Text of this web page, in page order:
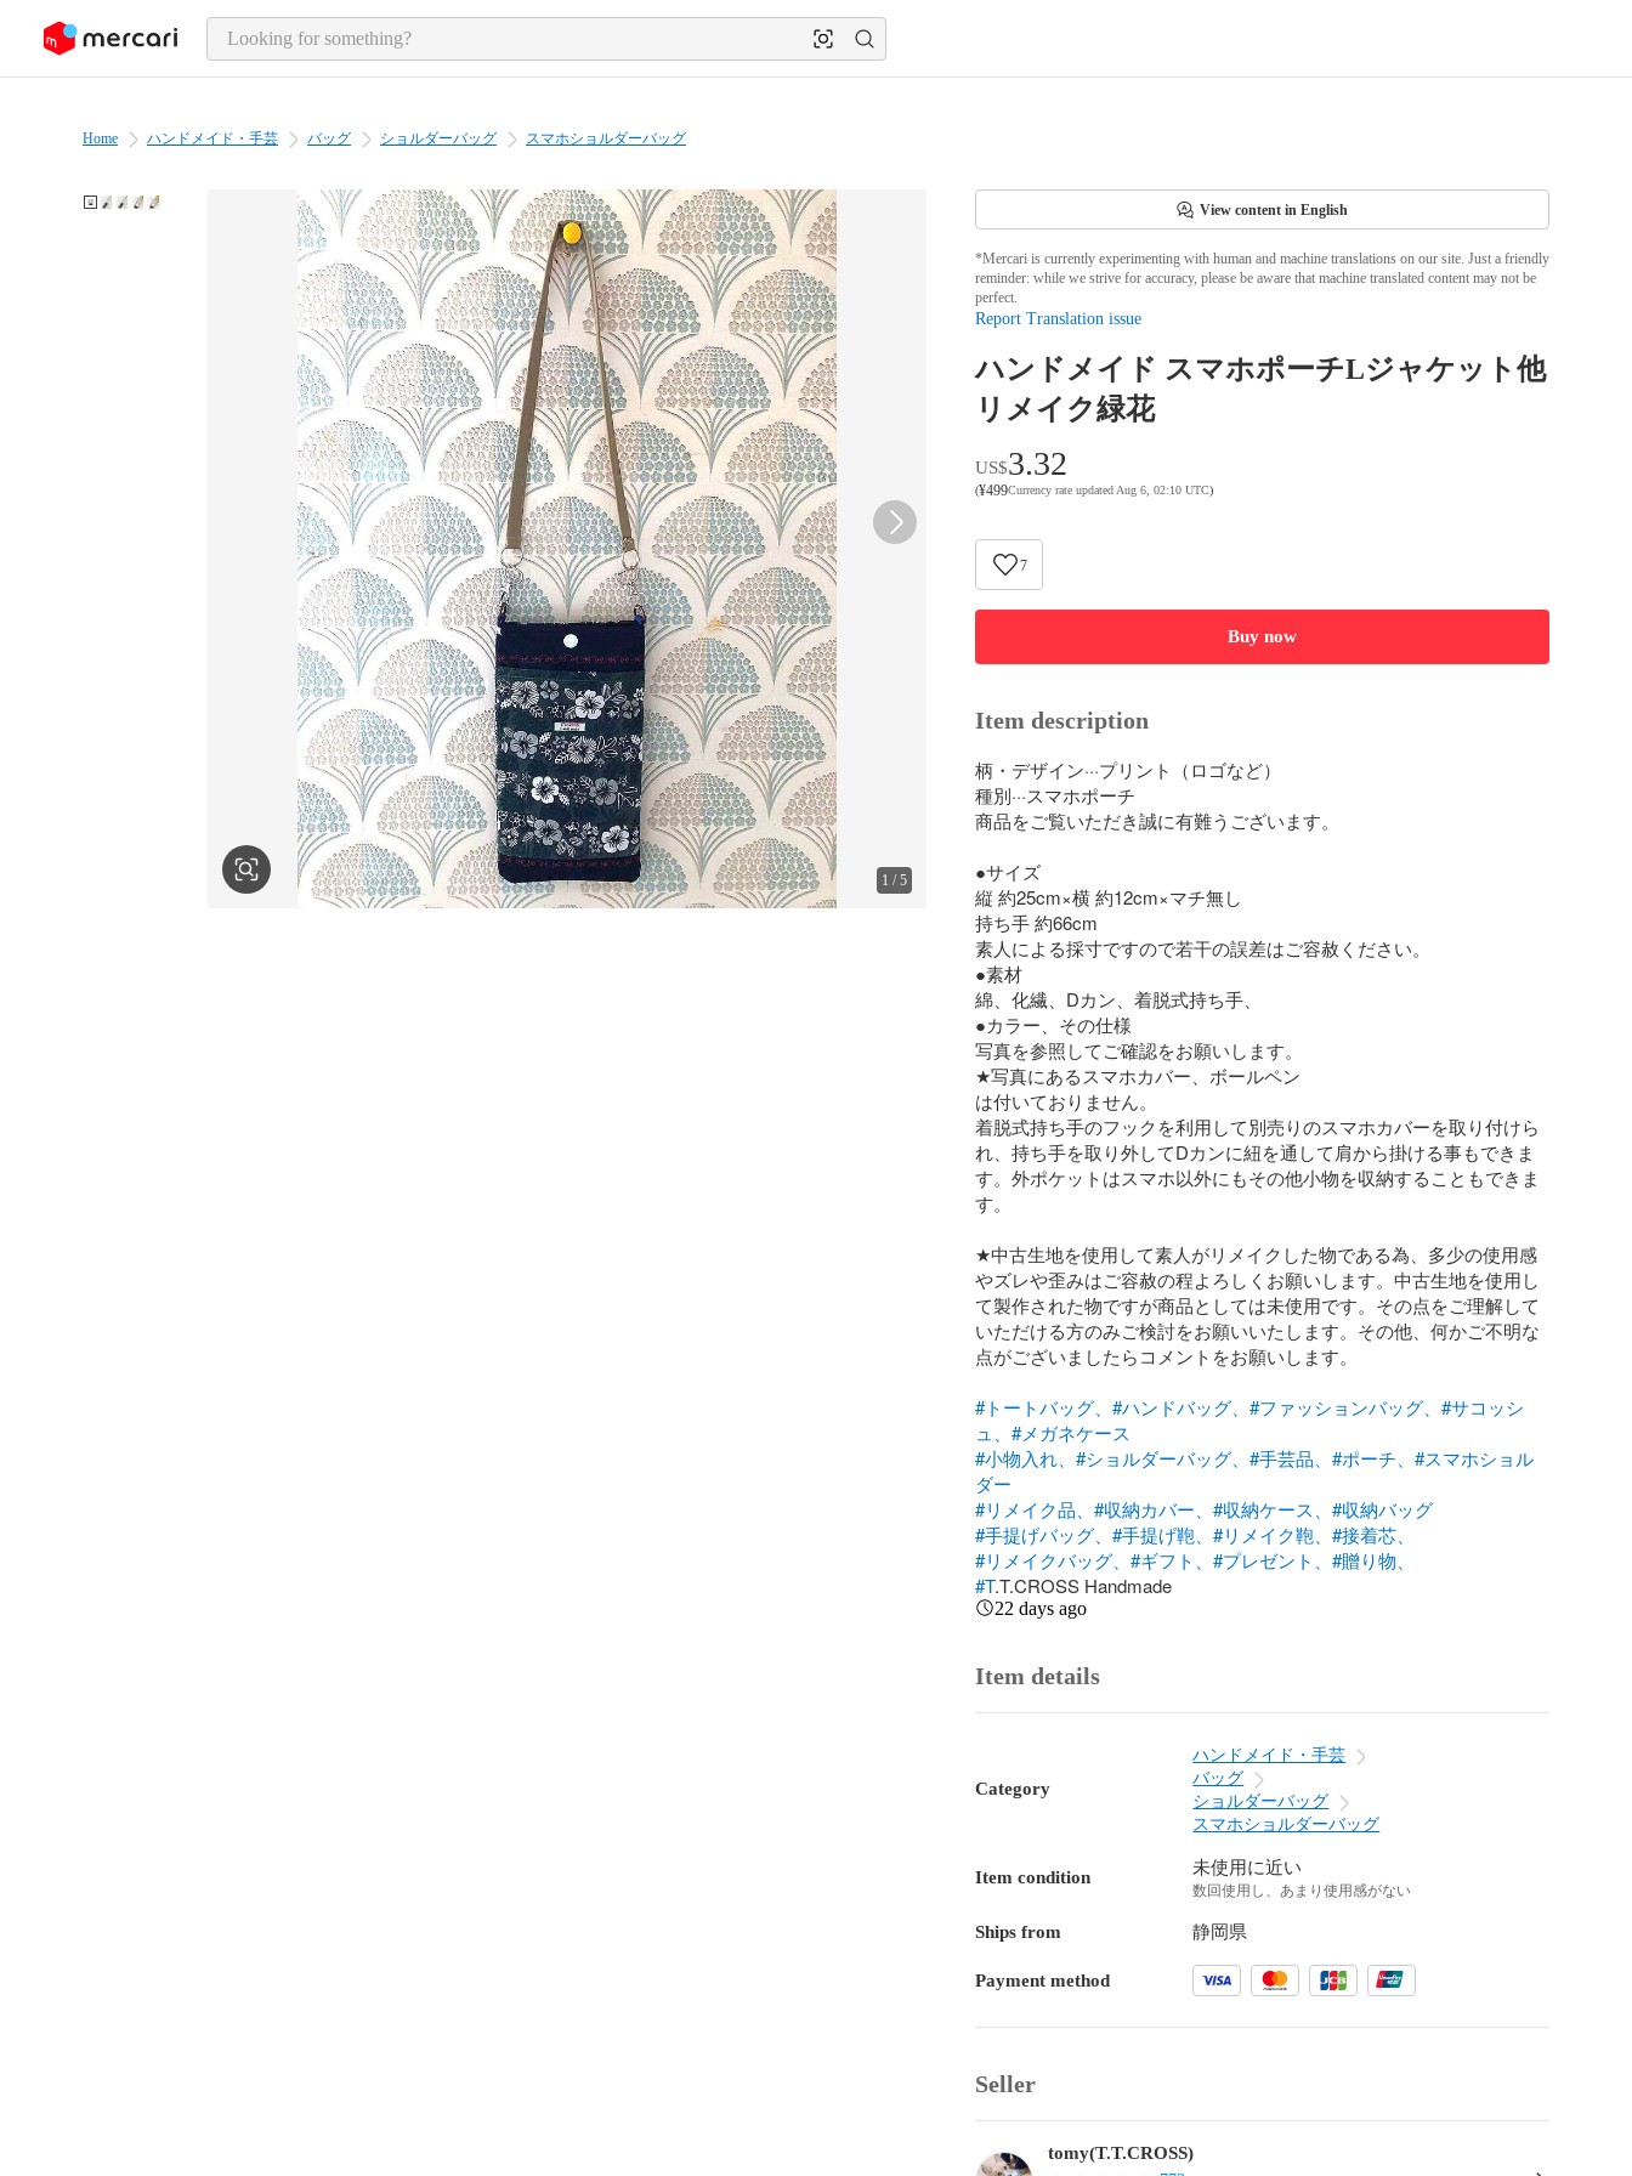
page content
Home ハンドメイド・手芸 バッグ ショルダーバッグ スマホショルダーバッグ
1 /5
View content in English
*Mercari is currently experimenting with human and machine translations on our site. Just a friendly
reminder: while we strive for accuracy, please be aware that machine translated content may not be
perfect.
Report Translation issue
ハンドメイド スマホポーチLジャケット他
リメイク緑花
US$3.32
(¥499Currency rate updated Aug 6, 02:10 UTC)
7
Buy now
Item description
柄・デザイン···プリント（ロゴなど）
種別···スマホポーチ
商品をご覧いただき誠に有難うございます。
●サイズ
縦 約25cm×横 約12cm×マチ無し
持ち手 約66cm
素人による採寸ですので若干の誤差はご容赦ください。
●素材
綿、化繊、Dカン、着脱式持ち手、
●カラー、その仕様
写真を参照してご確認をお願いします。
★写真にあるスマホカバー、ボールペン
は付いておりません。
着脱式持ち手のフックを利用して別売りのスマホカバーを取り付けら
れ、持ち手を取り外してDカンに紐を通して肩から掛ける事もできま
す。外ポケットはスマホ以外にもその他小物を収納することもできま
す。
★中古生地を使用して素人がリメイクした物である為、多少の使用感
やズレや歪みはご容赦の程よろしくお願いします。中古生地を使用し
て製作された物ですが商品としては未使用です。その点をご理解して
いただける方のみご検討をお願いいたします。その他、何かご不明な
点がございましたらコメントをお願いします。
#トートバッグ、 #ハンドバッグ、 #ファッションバッグ、 #サコッシ
ュ、 #メガネケース
#小物入れ、 #ショルダーバッグ、 #手芸品、 #ポーチ、 #スマホショル
ダー
#リメイク品、 #収納カバー、 #収納ケース、 #収納バッグ
#手提げバッグ、 #手提げ鞄、 #リメイク鞄、 #接着芯、
#リメイクバッグ、 #ギフト、 #プレゼント、 #贈り物、
#T.T.CROSS Handmade
22 days ago
Item details
Category
ハンドメイド・手芸
バッグ
ショルダーバッグ
スマホショルダーバッグ
Item condition 未使用に近い
数回使用し、あまり使用感がない
Ships from 静岡県
Payment method
Seller
tomy(T.T.CROSS)